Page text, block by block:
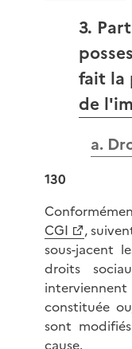
3.
fait la
de
a.
130
CGI
,
sous-jacent
droits
constituée
sont
cause.